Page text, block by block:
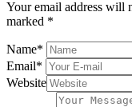
Your email address will
marked *
Name*
Email*
Website